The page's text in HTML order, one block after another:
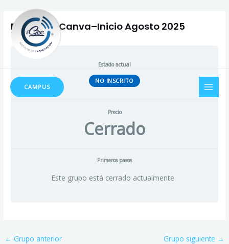
contenido
CAMPUS
Diseño en Canva–Inicio Agosto 2025
Estado actual
NO INSCRITO
Precio
Cerrado
Primeros pasos
Este grupo está cerrado actualmente
entradas
← Grupo anterior Grupo siguiente →